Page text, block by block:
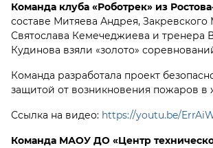
Команда клуба «Роботрек» из
составе Митяева Андрея, Закревского
Святослава Кемечеджиева и тренера
Кудинова взяли «золото»
Команда разработала проект
защитой от возникновения пожаров
Ссылка на видео: https://youtu.be/
Команда МАОУ ДО «Центр